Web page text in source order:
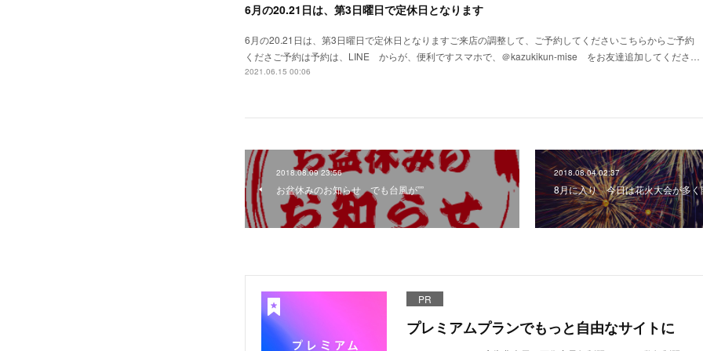
6月の20.21日は、第3日曜日で定休日となります
6月の20.21日は、第3日曜日で定休日となりますご来店の調整して、ご予約してくださいこちらからご予約
くださご予約は予約は、LINE からが、便利ですスマホで、＠kazukikun-mise をお友達追加してくださ…
2021.06.15 00:06
2018.08.09 23:56
お盆休みのお知らせ でも台風が””
2018.08.04 02:37
8月に入り 今日は花火大会が多く
PR
プレミアムプランでもっと自由なサイトに